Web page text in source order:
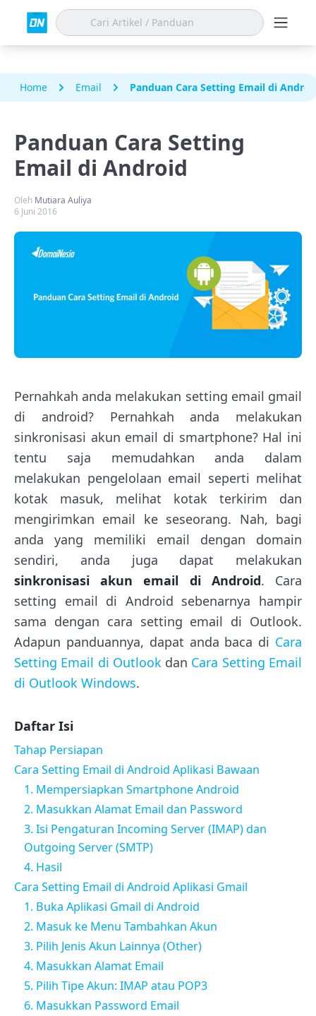
Home Email Panduan Cara Setting Email di
Panduan Cara Setting
Email di Android
Oleh Mutiara Auliya
6 Juni 2016
Pernahkah anda melakukan setting email gmail
di android? Pernahkah anda melakukan
sinkronisasi akun email di smartphone? Hal ini
tentu saja memudahkan anda dalam
melakukan pengelolaan email seperti melihat
kotak masuk, melihat kotak terkirim dan
mengirimkan email ke seseorang. Nah, bagi
anda yang memiliki email dengan domain
sendiri, anda juga dapat melakukan
sinkronisasi akun email di Android. Cara
setting email di Android sebenarnya hampir
sama dengan cara setting email di Outlook.
Adapun panduannya, dapat anda baca di Cara
Setting Email di Outlook dan Cara Setting Email
di Outlook Windows.
Daftar Isi
Tahap Persiapan
Cara Setting Email di Android Aplikasi Bawaan
1. Mempersiapkan Smartphone Android
2. Masukkan Alamat Email dan Password
3. Isi Pengaturan Incoming Server (IMAP) dan
Outgoing Server (SMTP)
4. Hasil
Cara Setting Email di Android Aplikasi Gmail
1. Buka Aplikasi Gmail di Android
2. Masuk ke Menu Tambahkan Akun
3. Pilih Jenis Akun Lainnya (Other)
4. Masukkan Alamat Email
5. Pilih Tipe Akun: IMAP atau POP3
6. Masukkan Password Email